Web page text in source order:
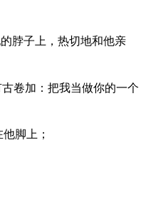
脖子上，热切地和他亲
卷加：把我当做你的一个
脚上；